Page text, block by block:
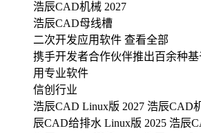
浩辰CAD机械 2027
浩辰CAD母线槽
二次开发应用软件 查看全部
携手开发者合作伙伴推出百余种
用专业软件
信创行业
浩辰CAD Linux版 2027 浩辰CAD
辰CAD给排水 Linux版 2025 浩辰